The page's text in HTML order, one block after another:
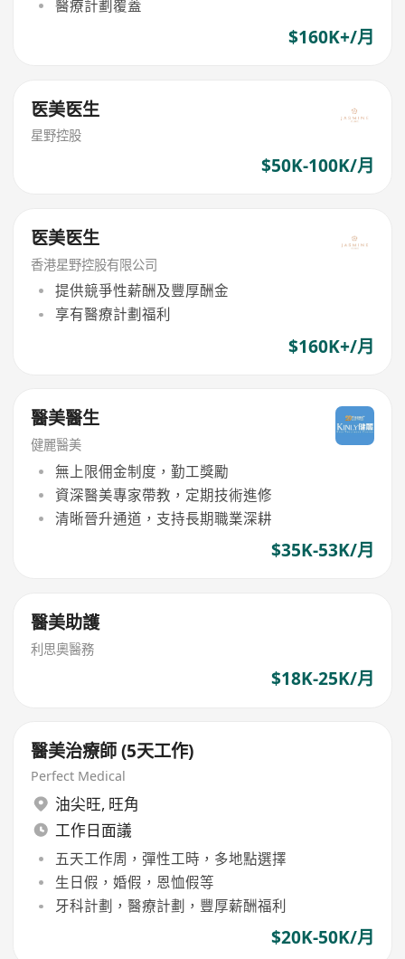
醫療計劃覆蓋
$160K+/月
医美医生
星野控股
$50K-100K/月
医美医生
香港星野控股有限公司
提供競爭性薪酬及豐厚酬金
享有醫療計劃福利
$160K+/月
醫美醫生
健麗醫美
無上限佣金制度，勤工獎勵
資深醫美專家帶教，定期技術進修
清晰晉升通道，支持長期職業深耕
$35K-53K/月
醫美助護
利思奧醫務
$18K-25K/月
醫美治療師 (5天工作)
Perfect Medical
油尖旺, 旺角
工作日面議
五天工作周，彈性工時，多地點選擇
生日假，婚假，恩恤假等
牙科計劃，醫療計劃，豐厚薪酬福利
$20K-50K/月